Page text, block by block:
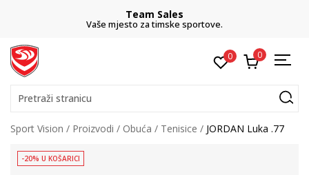
Team Sales
Vaše mjesto za timske sportove.
0 0
Pretraži stranicu
Sport Vision Proizvodi Obuća Tenisice JORDAN Luka .77
-20% U KOŠARICI